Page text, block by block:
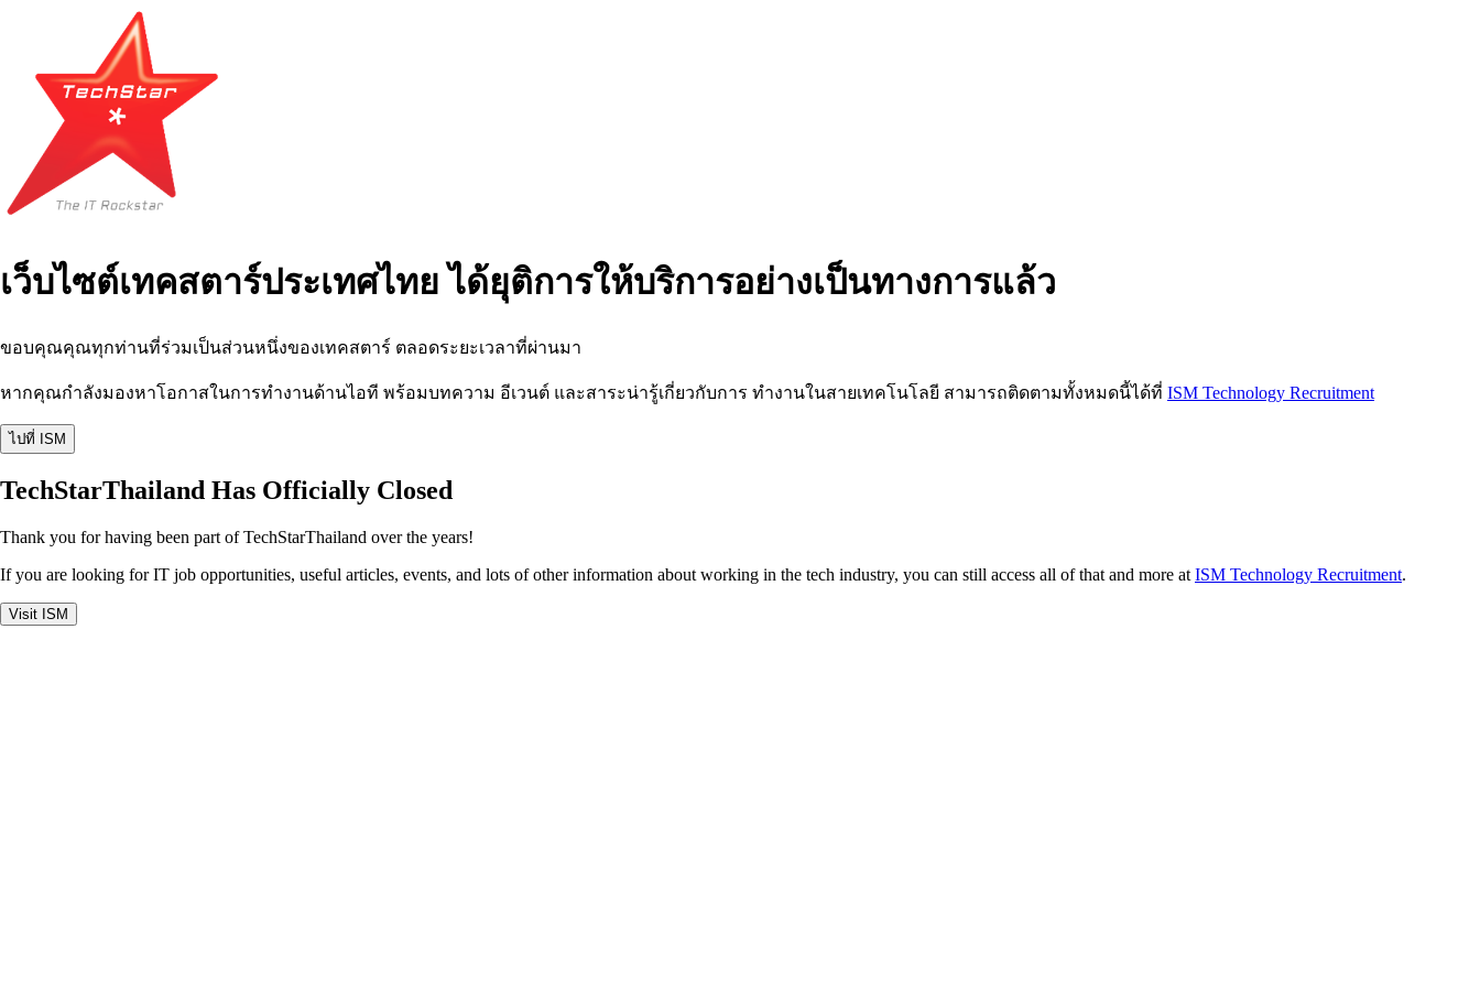
เว็บไซต์เทคสตาร์ประเทศไทย ได้ยุติการให้บริการอย่างเป็นทางการแล้ว
ขอบคุณคุณทุกท่านที่ร่วมเป็นส่วนหนึ่งของเทคสตาร์ ตลอดระยะเวลาที่ผ่านมา
หากคุณกำลังมองหาโอกาสในการทำงานด้านไอที พร้อมบทความ อีเวนต์ และสาระน่ารู้เกี่ยวกับการ ทำงานในสายเทคโนโลยี สามารถติดตามทั้งหมดนี้ได้ที่ ISM Technology Recruitment
ไปที่ ISM
TechStarThailand Has Officially Closed
Thank you for having been part of TechStarThailand over the years!
If you are looking for IT job opportunities, useful articles, events, and lots of other information about working in the tech industry, you can still access all of that and more at ISM Technology Recruitment.
Visit ISM